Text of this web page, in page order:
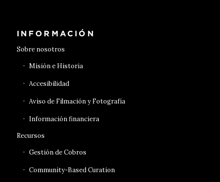
INFORMACIÓN
Sobre nosotros
Misión e Historia
Accesibilidad
Aviso de Filmación y Fotografía
Información financiera
Recursos
Gestión de Cobros
Community-Based Curation